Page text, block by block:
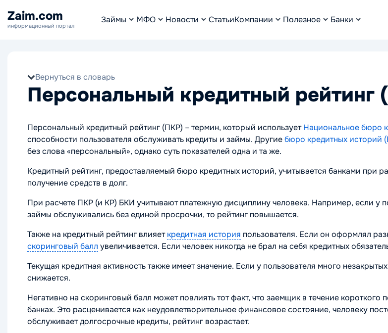
Zaim.com
информационный портал
Займы МФО Новости СтатьиКомпании Полезное Банки
Вернуться в словарь
Персональный кредитный рейтинг
Персональный кредитный рейтинг (ПКР) – термин, который используетНациональное бюро
способности пользователя обслуживать кредиты и займы. Другиебюро кредитных историй
без слова «персональный», однако суть показателей одна и та же.
Кредитный рейтинг, предоставляемый бюро кредитных историй, учитывается банками при
получение средств в долг.
При расчете ПКР (и КР) БКИ учитывают платежную дисциплину человека. Например, если у
займы обслуживались без единой просрочки, то рейтинг повышается.
Также на кредитный рейтинг влияеткредитная история пользователя. Если он оформлял
скоринговый балл увеличивается. Если человек никогда не брал на себя кредитных
Текущая кредитная активность также имеет значение. Если у пользователя много
снижается.
Негативно на скоринговый балл может повлиять тот факт, что заемщик в течение
банках. Это расценивается как неудовлетворительное финансовое состояние, человеку
обслуживает долгосрочные кредиты, рейтинг возрастает.